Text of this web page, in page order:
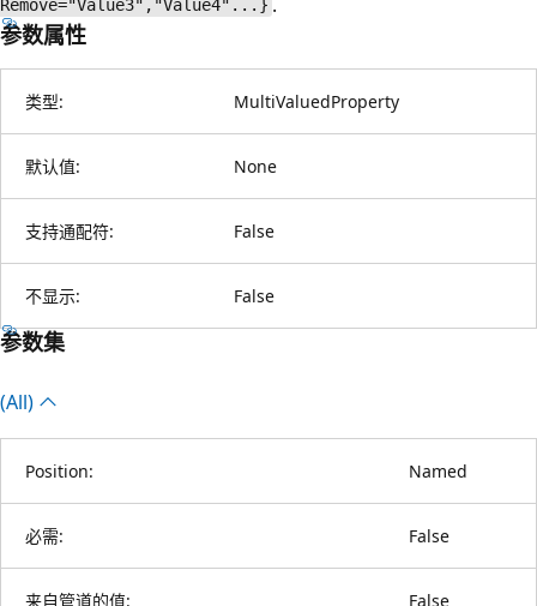
Remove="Value3","Value4"...}
参数属性
类型: MultiValuedProperty
默认值: None
支持通配符: False
不显示: False
参数集
(All)
Position: Named
必需: False
来自管道的值: False